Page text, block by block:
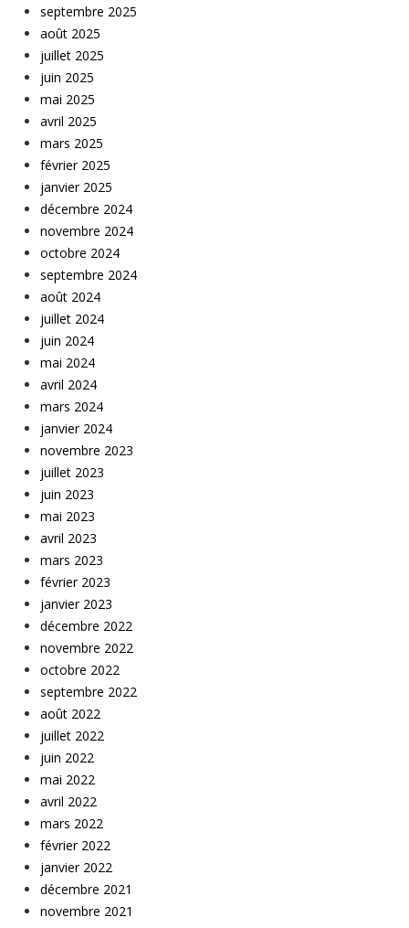
septembre 2025
août 2025
juillet 2025
juin 2025
mai 2025
avril 2025
mars 2025
février 2025
janvier 2025
décembre 2024
novembre 2024
octobre 2024
septembre 2024
août 2024
juillet 2024
juin 2024
mai 2024
avril 2024
mars 2024
janvier 2024
novembre 2023
juillet 2023
juin 2023
mai 2023
avril 2023
mars 2023
février 2023
janvier 2023
décembre 2022
novembre 2022
octobre 2022
septembre 2022
août 2022
juillet 2022
juin 2022
mai 2022
avril 2022
mars 2022
février 2022
janvier 2022
décembre 2021
novembre 2021